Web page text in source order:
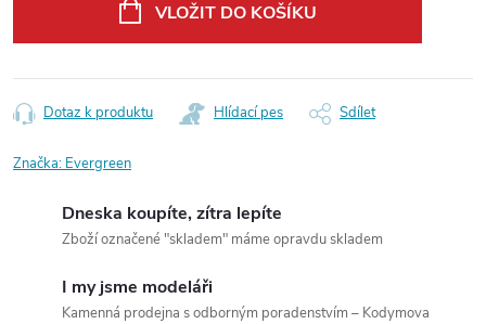
VLOŽIT DO KOŠÍKU
Dotaz k produktu Hlídací pes Sdílet
Značka: Evergreen
Dneska koupíte, zítra lepíte
Zboží označené "skladem" máme opravdu skladem
I my jsme modeláři
Kamenná prodejna s odborným poradenstvím – Kodymova